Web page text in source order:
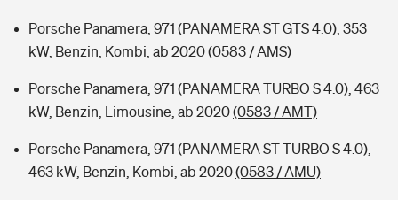
Porsche Panamera, 971 (PANAMERA ST GTS 4.0), 353
kW, Benzin, Kombi, ab 2020(0583 / AMS)
Porsche Panamera, 971 (PANAMERA TURBO S 4.0), 463
kW, Benzin, Limousine, ab 2020(0583 / AMT)
Porsche Panamera, 971 (PANAMERA ST TURBO S 4.0),
463 kW, Benzin, Kombi, ab 2020(0583 / AMU)